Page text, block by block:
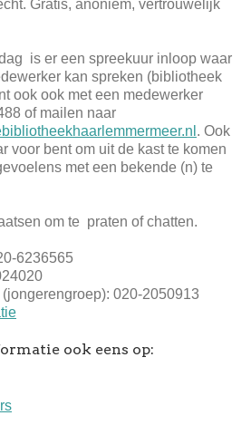
Gratis, anoniem, vertrouwelijk
is er een spreekuur inloop waar
kan spreken (bibliotheek
ook ook met een medewerker
of mailen naar
. Ook
voor bent om uit de kast te komen
met een bekende (n) te
om te praten of chatten.
6236565
(jongerengroep): 020-2050913
ook eens op: